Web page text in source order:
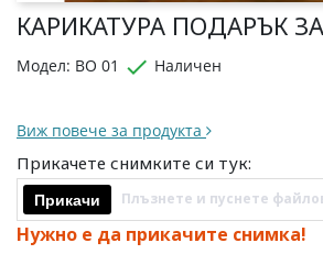
КАРИКАТУРА ПОДАРЪК
Модел: BO 01  Наличен
Виж повече за продукта
Прикачете снимките си тук:
Прикачи Плъзнете и пуснете
Нужно е да прикачите снимка!